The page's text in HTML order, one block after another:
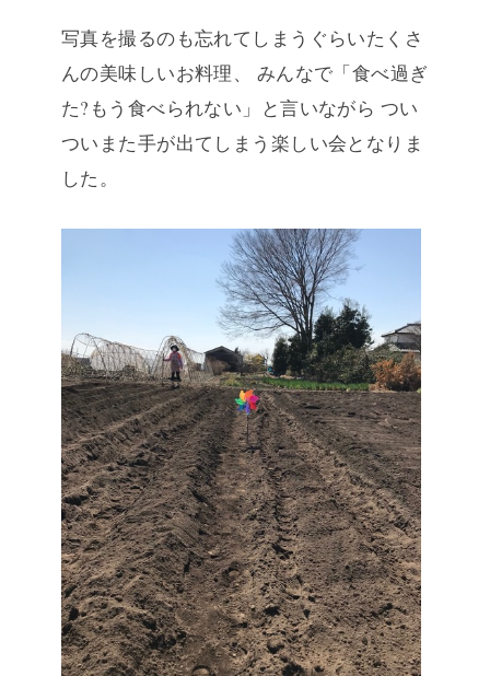
写真を撮るのも忘れてしまうぐらいたくさ
んの美味しいお料理、
みんなで「食べ過ぎ
た?もう食べられない」と言いながら つい
ついまた手が出てしまう楽しい会となりま
した。